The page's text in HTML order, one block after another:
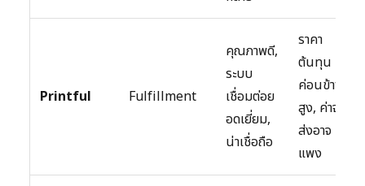
Printful Fulfillment
คุณภาพดี,
ระบบ
เชื่อมต่อย
อดเยี่ยม,
น่าเชื่อถือ
ราคา
ต้นทุน
ค่อนข้าง
สูง, ค่าจัด
ส่งอาจ
แพง